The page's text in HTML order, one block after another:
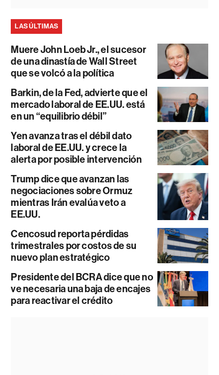
LAS ÚLTIMAS
Muere John Loeb Jr., el sucesor
de una dinastía de Wall Street
que se volcó a la política
Barkin, de la Fed, advierte que el
mercado laboral de EE.UU. está
en un “equilibrio débil”
Yen avanza tras el débil dato
laboral de EE.UU. y crece la
alerta por posible intervención
Trump dice que avanzan las
negociaciones sobre Ormuz
mientras Irán evalúa veto a
EE.UU.
Cencosud reporta pérdidas
trimestrales por costos de su
nuevo plan estratégico
Presidente del BCRA dice que no
ve necesaria una baja de encajes
para reactivar el crédito